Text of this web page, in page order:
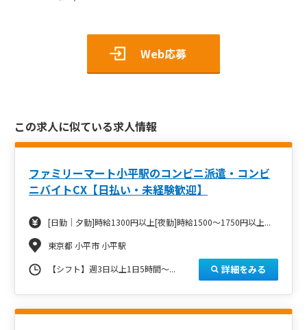
Web応募
この求人に似ている求人情報
ファミリーマート小平駅のコンビニ派遣・コンビ
ニバイトCX【日払い・未経験歓迎】
[日勤｜夕勤]時給1300円以上[夜勤]時給1500～1750円以上...
東京都 小平市 小平駅
【シフト】週3日以上1日5時間～... 詳細をみる